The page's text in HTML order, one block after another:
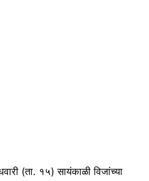
(ता. १५) सायंकाळी विजांच्या